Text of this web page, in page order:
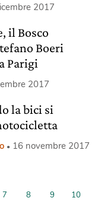
2017
il Bosco
Boeri
Parigi
2017
la bici si
16 novembre 2017
7 8 9 10